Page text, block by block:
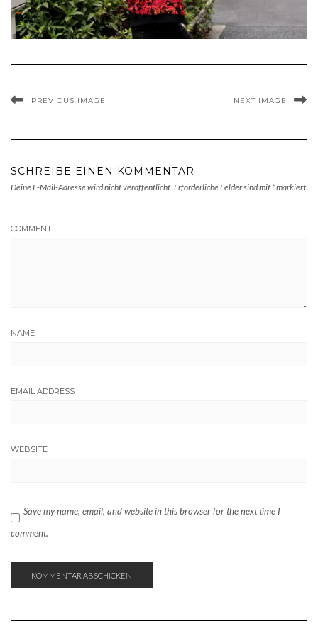
PREVIOUS IMAGE NEXT IMAGE
SCHREIBE EINEN KOMMENTAR
Deine E-Mail-Adresse wird nicht veröffentlicht. Erforderliche Felder sind mit *markiert
COMMENT
NAME
EMAIL ADDRESS
WEBSITE
Save my name, email, and website in this browser for the next time I
comment.